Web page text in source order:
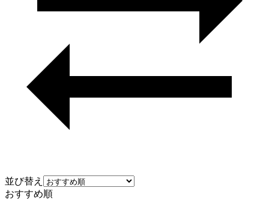
並び替え
おすすめ順